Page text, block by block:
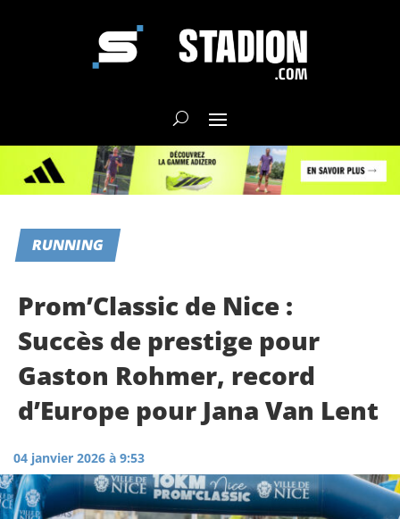
RUNNING
Prom’Classic de Nice :
Succès de prestige pour
Gaston Rohmer, record
d’Europe pour Jana Van Lent
04 janvier 2026 à 9:53